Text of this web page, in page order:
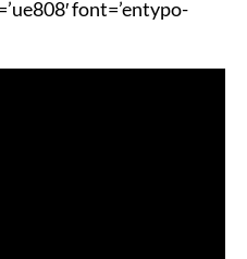
font=’entypo-